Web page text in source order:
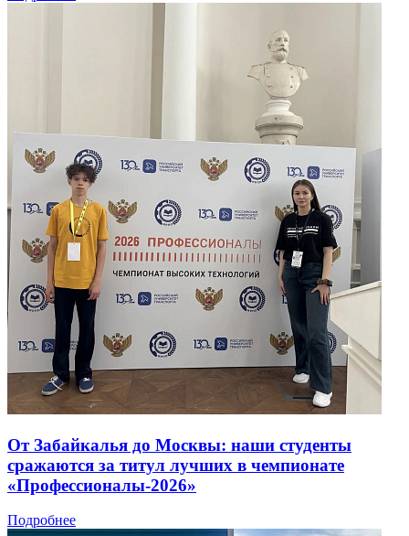
От Забайкалья до Москвы: наши студенты
сражаются за титул лучших в чемпионате
«Профессионалы-2026»
Подробнее